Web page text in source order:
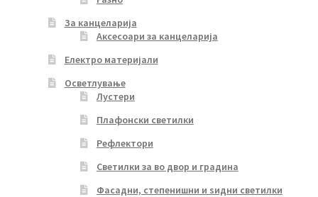
За канцеларија
Аксесоари за канцеларија
Електро материјали
Осветлување
Лустери
Плафонски светилки
Рефлектори
Светилки за во двор и градина
Фасадни, степенишни и ѕидни светилки